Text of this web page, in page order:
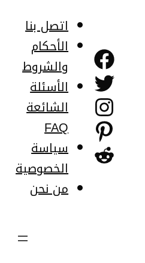
فيسبوك
تويتر
إنستجرام
بينتريست
ريديت
اتصل بنا
الأحكام
والشروط
الأسئلة
الشائعة
FAQ
سياسة
الخصوصية
من نحن